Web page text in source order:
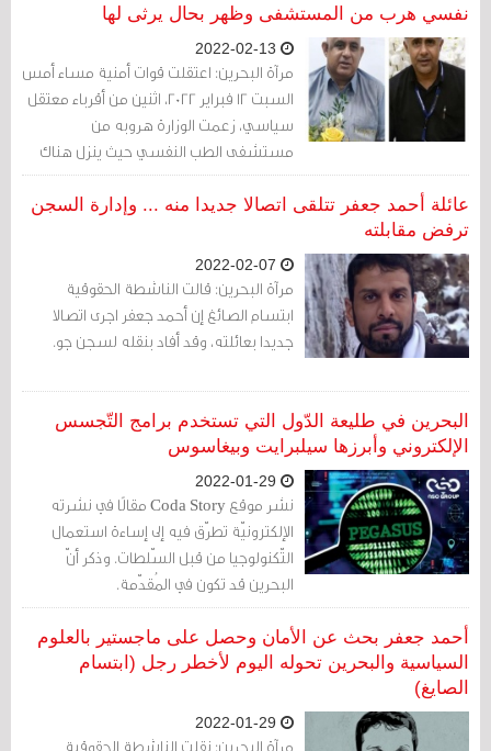
نفسي هرب من المستشفى وظهر بحال يرثى لها
مرآة البحرين: اعتقلت قوات أمنية مساء أمس
السبت 12 فبراير 2022، اثنين من أقرباء معتقل
سياسي، زعمت الوزارة هروبه من
مستشفى الطب النفسي حيث ينزل هناك
منذ ليست بالقصيرة كمريض نفسي.
عائلة أحمد جعفر تتلقى اتصالا جديدا منه ... وإدارة السجن
ترفض مقابلته
مرآة البحرين: قالت الناشطة الحقوقية
ابتسام الصائغ إن أحمد جعفر اجرى اتصالا
جديدا بعائلته، وقد أفاد بنقله لسجن جو.
البحرين في طليعة الدّول التي تستخدم برامج التّجسس
الإلكتروني وأبرزها سيلبرايت وبيغاسوس
نشر موقع Coda Story مقالًا في نشرته
الإلكترونيّة تطرّق فيه إلى إساءة استعمال
التّكنولوجيا من قبل السّلطات. وذكر أنّ
البحرين قد تكون في المُقدّمة.
أحمد جعفر بحث عن الأمان وحصل على ماجستير بالعلوم
السياسية والبحرين تحوله اليوم لأخطر رجل (ابتسام
الصايغ)
مرآة البحرين: نقلت الناشطة الحقوقية